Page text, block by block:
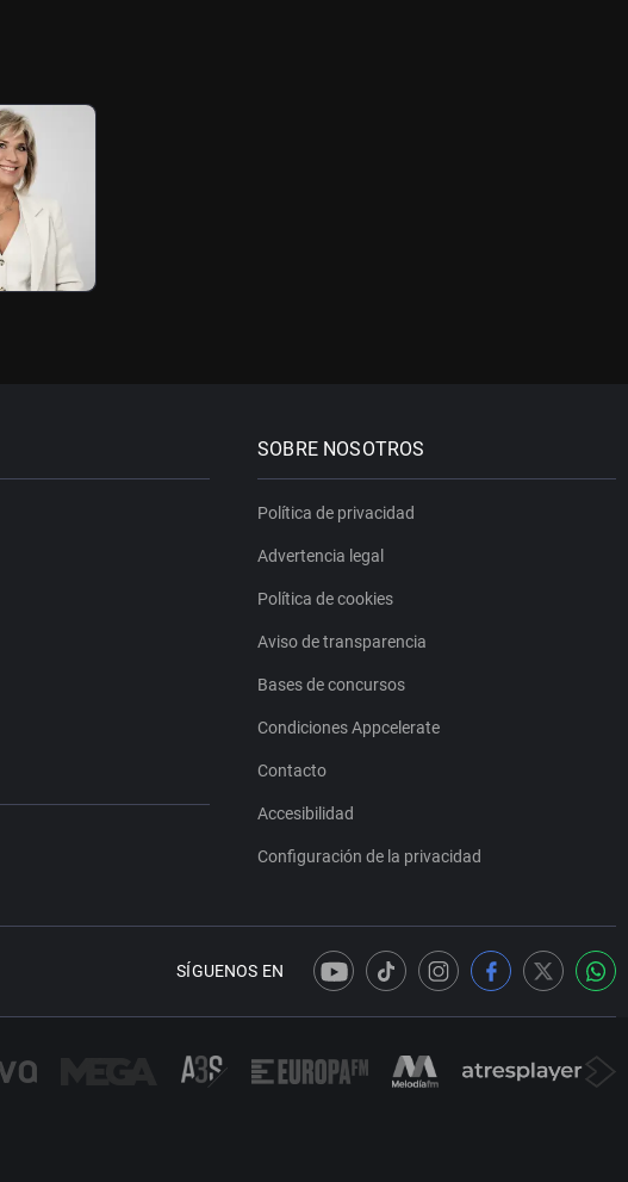
SOBRE NOSOTROS
Política de privacidad
Advertencia legal
Política de cookies
Aviso de transparencia
Bases de concursos
Condiciones Appcelerate
Contacto
Accesibilidad
Configuración de la privacidad
SÍGUENOS EN